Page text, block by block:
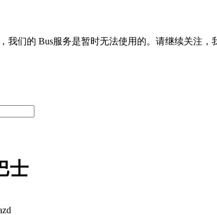
我们的 Bus服务是暂时无法使用的。请继续关注，
士